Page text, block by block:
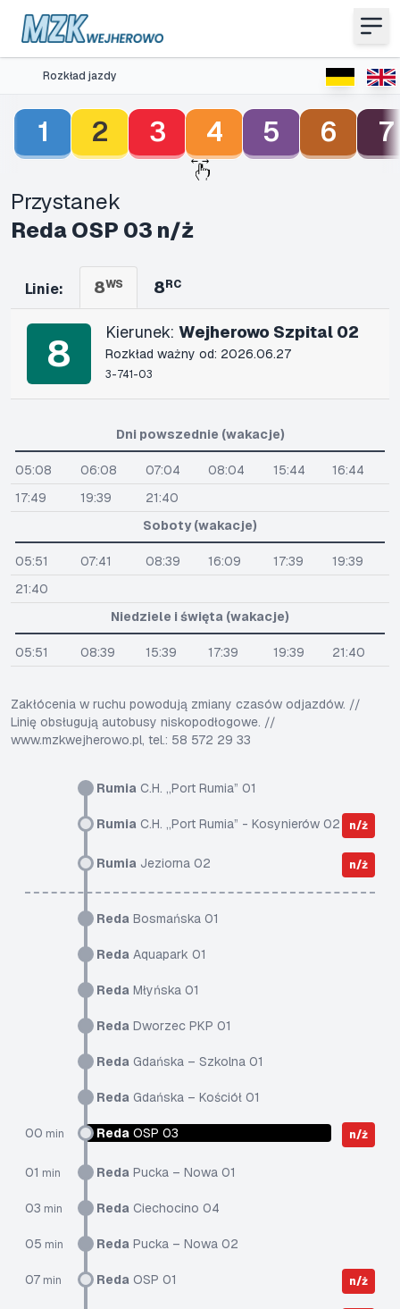
Rozkład jazdy
1 2 3 4 5 6 7
Przystanek
Reda OSP 03 n/ż
Linie: 8WS 8RC
8 Kierunek: Wejherowo Szpital 02
Rozkład ważny od: 2026.06.27
3-741-03
Rumia C.H. „Port Rumia” 01
Rumia C.H. „Port Rumia” - Kosynierów 02 n/ż
Rumia Jeziorna 02 n/ż
Reda Bosmańska 01
Reda Aquapark 01
Reda Młyńska 01
Reda Dworzec PKP 01
Reda Gdańska – Szkolna 01
Reda Gdańska – Kościół 01
00 min Reda OSP 03 n/ż
01 min Reda Pucka – Nowa 01
03 min Reda Ciechocino 04
05 min Reda Pucka – Nowa 02
07 min Reda OSP 01 n/ż
Dni powszednie (wakacje)
05:08 06:08 07:04 08:04 15:44
16:44
17:49
19:39
21:40
Soboty (wakacje)
05:51 07:41 08:39 16:09 17:39
19:39
21:40
Niedziele i święta (wakacje)
05:51 08:39 15:39 17:39 19:39 21:40
Zakłócenia w ruchu powodują zmiany czasów odjazdów. //
Linię obsługują autobusy niskopodłogowe. //
www.mzkwejherowo.pl, tel.: 58 572 29 33